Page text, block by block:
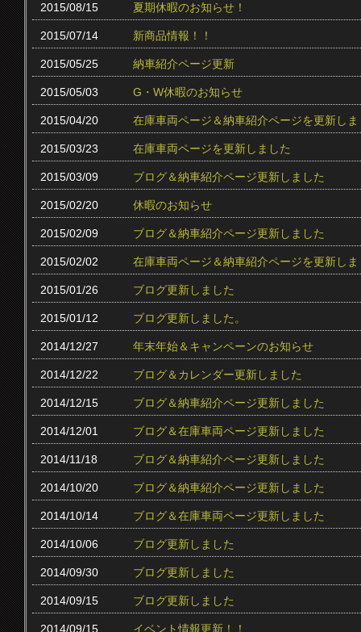
2015/08/15 夏期休暇のお知らせ！
2015/07/14 新商品情報！！
2015/05/25 納車紹介ページ更新
2015/05/03 G・W休暇のお知らせ
2015/04/20 在庫車両ページ＆納車紹介ページを更新し
2015/03/23 在庫車両ページを更新しました
2015/03/09 ブログ＆納車紹介ページ更新しました
2015/02/20 休暇のお知らせ
2015/02/09 ブログ＆納車紹介ページ更新しました
2015/02/02 在庫車両ページ＆納車紹介ページを更新し
2015/01/26 ブログ更新しました
2015/01/12 ブログ更新しました。
2014/12/27 年末年始＆キャンペーンのお知らせ
2014/12/22 ブログ＆カレンダー更新しました
2014/12/15 ブログ＆納車紹介ページ更新しました
2014/12/01 ブログ＆在庫車両ページ更新しました
2014/11/18 ブログ＆納車紹介ページ更新しました
2014/10/20 ブログ＆納車紹介ページ更新しました
2014/10/14 ブログ＆在庫車両ページ更新しました
2014/10/06 ブログ更新しました
2014/09/30 ブログ更新しました
2014/09/15 ブログ更新しました
2014/09/15 イベント情報更新！！